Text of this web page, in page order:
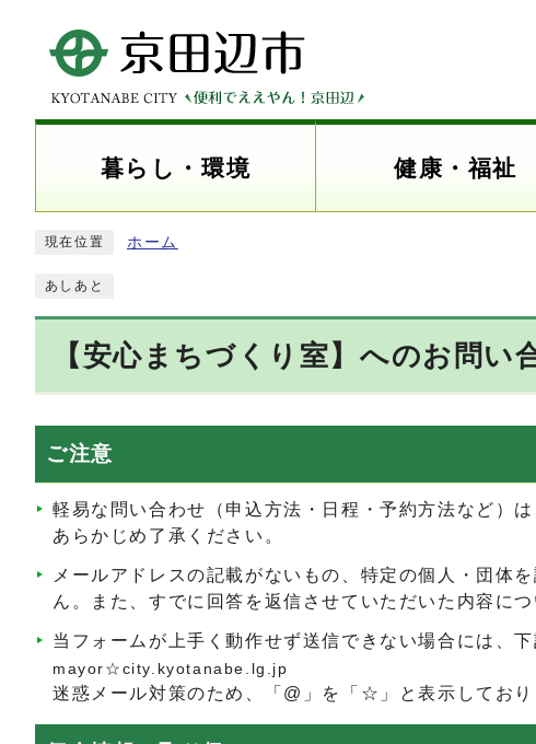
暮らし・環境 健康・福祉
現在位置 ホーム
あしあと
【安心まちづくり室】へのお問い
ご注意
軽易な問い合わせ（申込方法・日程・予約方法など）
あらかじめ了承ください。
メールアドレスの記載がないもの、特定の個人・団体
ん。また、すでに回答を返信させていただいた内容に
当フォームが上手く動作せず送信できない場合には、
mayor☆city.kyotanabe.lg.jp
迷惑メール対策のため、「@」を「☆」と表示してお